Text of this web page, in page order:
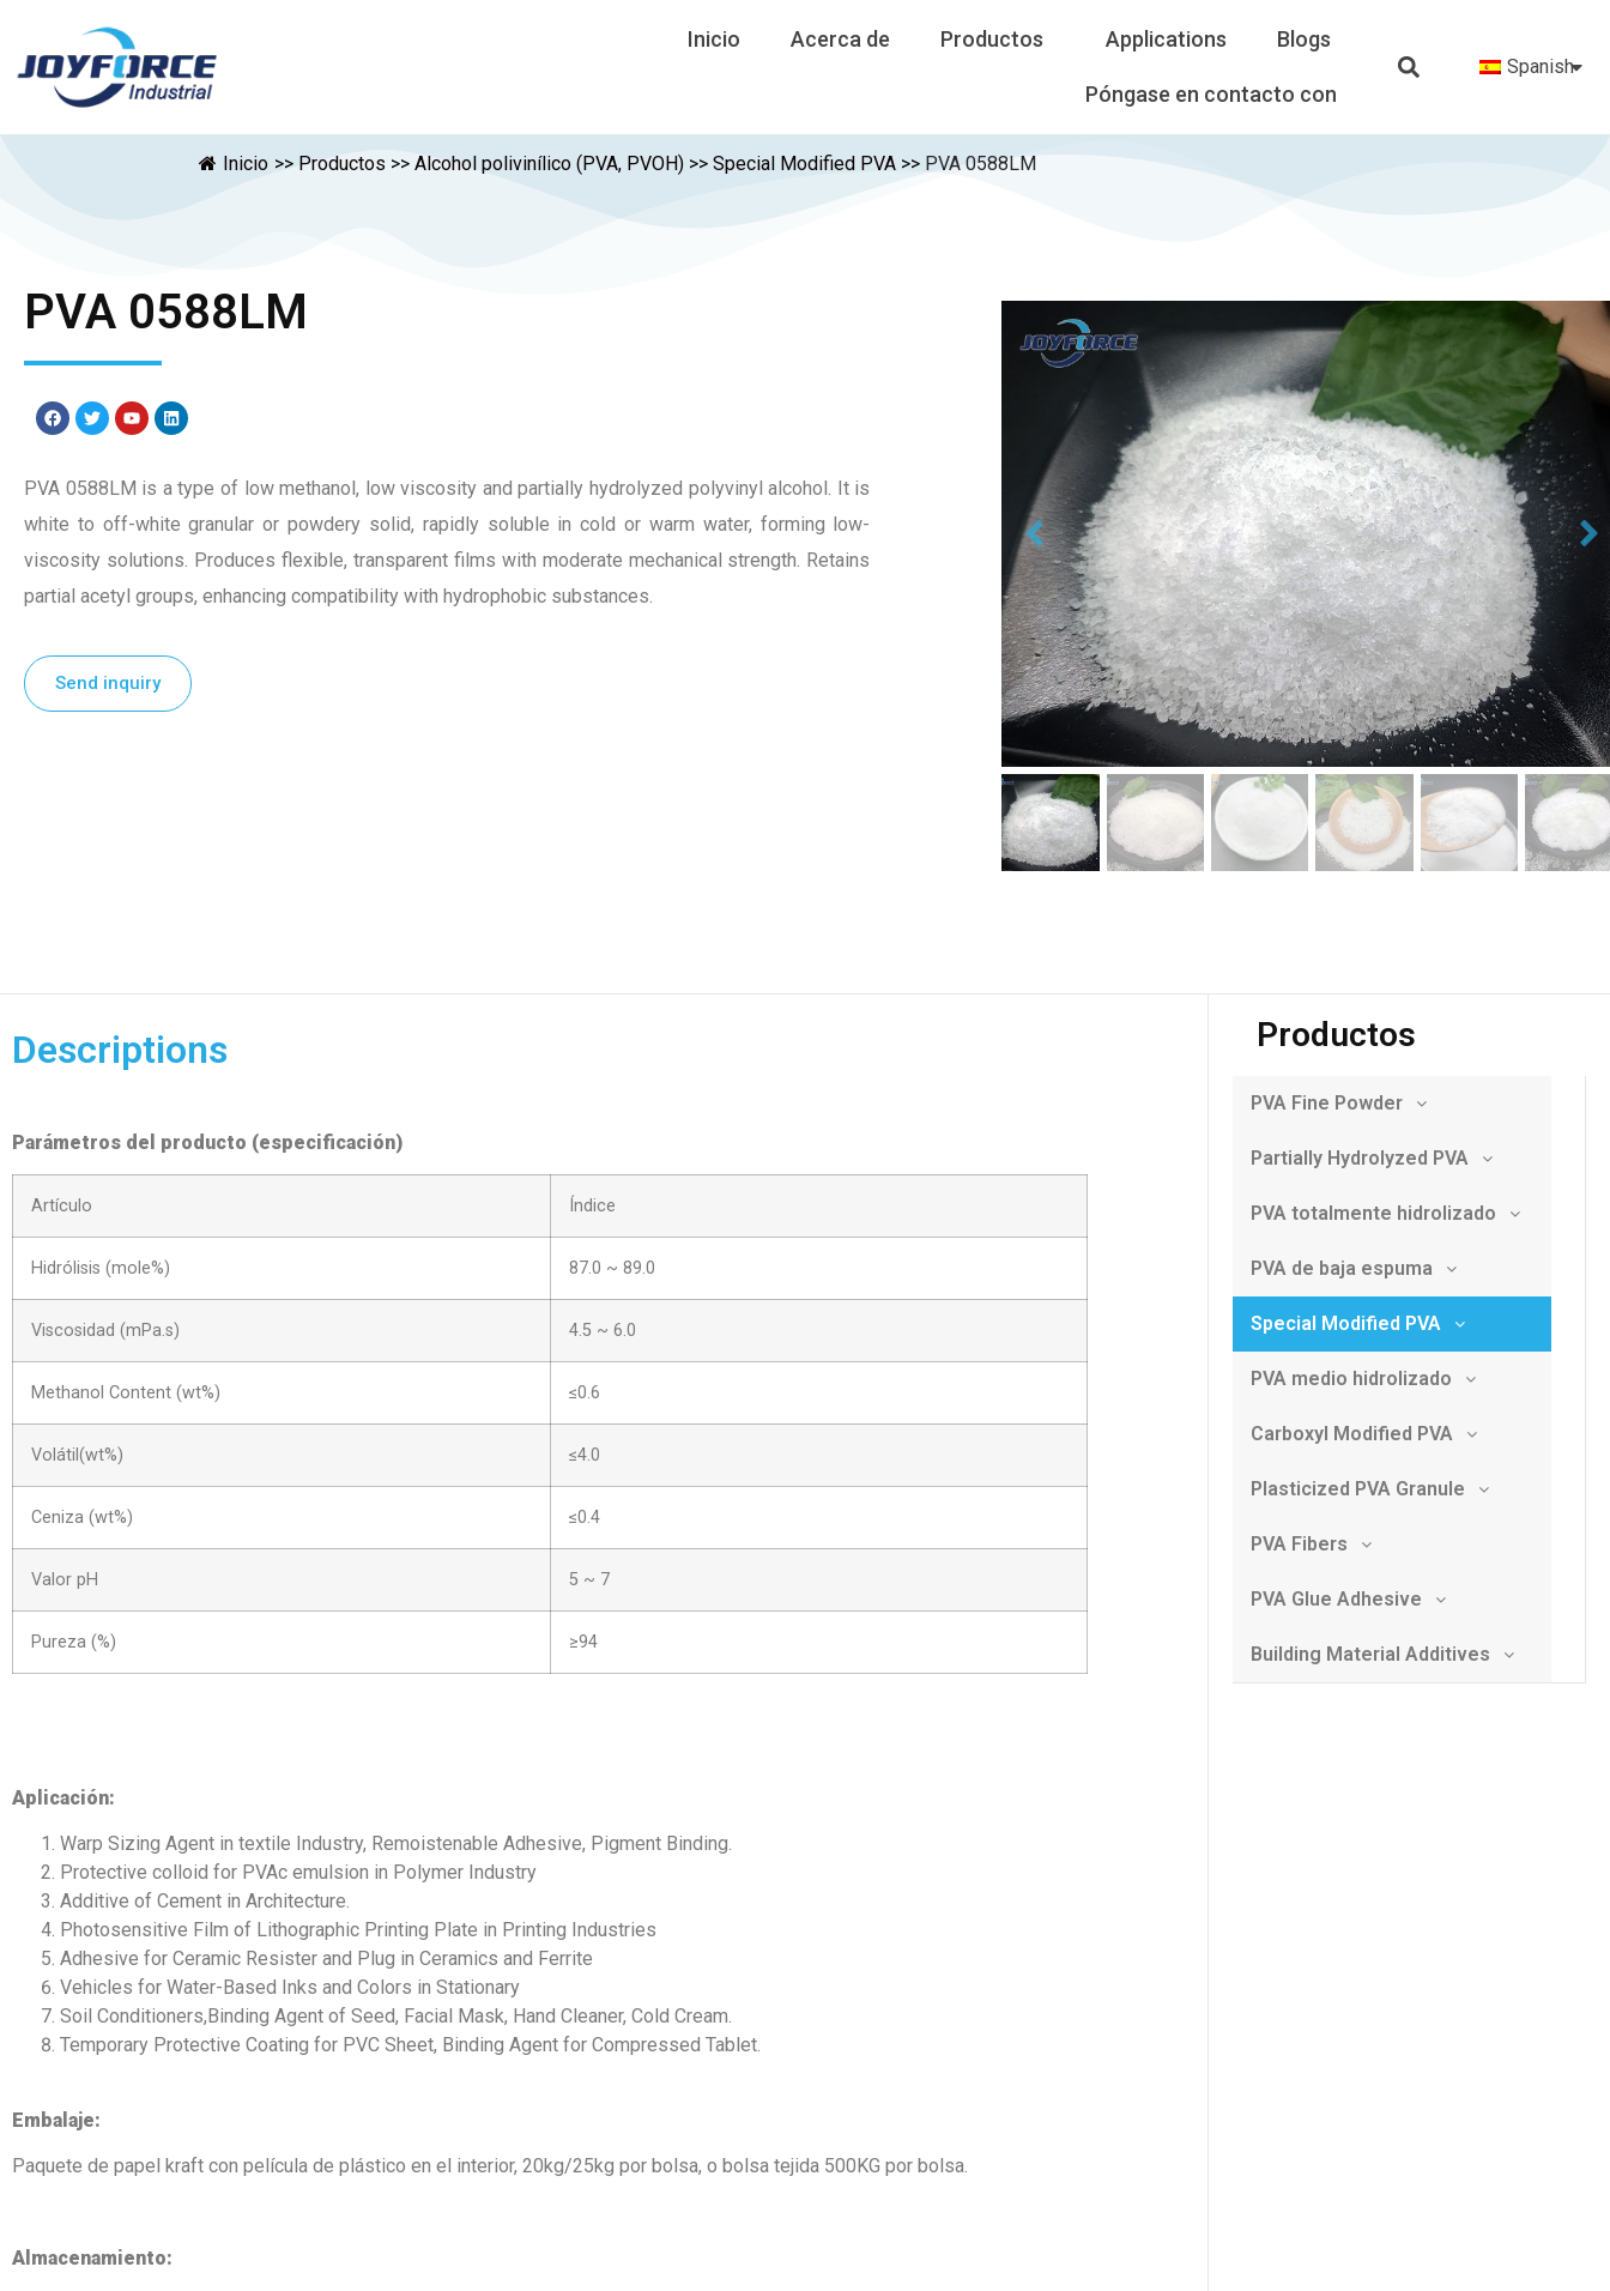
Inicio Acerca de Productos Applications Blogs
Póngase en contacto con
Spanish
Inicio >> Productos >> Alcohol polivinílico (PVA, PVOH) >> Special Modified PVA >> PVA 0588LM
PVA 0588LM
PVA 0588LM is a type of low methanol, low viscosity and partially hydrolyzed polyvinyl alcohol. It is
white to off-white granular or powdery solid, rapidly soluble in cold or warm water, forming low-
viscosity solutions. Produces flexible, transparent films with moderate mechanical strength. Retains
partial acetyl groups, enhancing compatibility with hydrophobic substances.
Send inquiry
Descriptions
Parámetros del producto (especificación)
Artículo Índice
Hidrólisis (mole%) 87.0 ~ 89.0
Viscosidad (mPa.s) 4.5 ~ 6.0
Methanol Content (wt%) ≤0.6
Volátil(wt%) ≤4.0
Ceniza (wt%) ≤0.4
Valor pH 5 ~ 7
Pureza (%) ≥94
Aplicación:
Warp Sizing Agent in textile Industry, Remoistenable Adhesive, Pigment Binding.
Protective colloid for PVAc emulsion in Polymer Industry
Additive of Cement in Architecture.
Photosensitive Film of Lithographic Printing Plate in Printing Industries
Adhesive for Ceramic Resister and Plug in Ceramics and Ferrite
Vehicles for Water-Based Inks and Colors in Stationary
Soil Conditioners,Binding Agent of Seed, Facial Mask, Hand Cleaner, Cold Cream.
Temporary Protective Coating for PVC Sheet, Binding Agent for Compressed Tablet.
Embalaje:
Paquete de papel kraft con película de plástico en el interior, 20kg/25kg por bolsa, o bolsa tejida 500KG por bolsa.
Almacenamiento:
Productos
PVA Fine Powder
Partially Hydrolyzed PVA
PVA totalmente hidrolizado
PVA de baja espuma
Special Modified PVA
PVA medio hidrolizado
Carboxyl Modified PVA
Plasticized PVA Granule
PVA Fibers
PVA Glue Adhesive
Building Material Additives